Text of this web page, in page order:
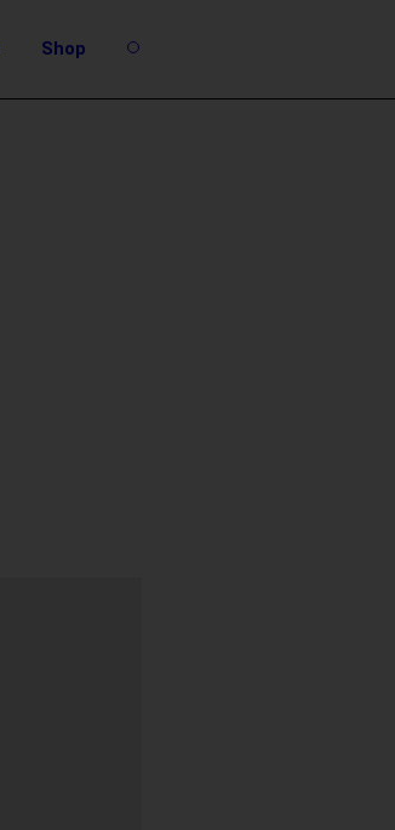
Shop